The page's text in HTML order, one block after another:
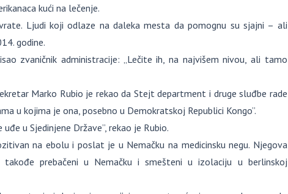
kući na lečenje.
Ljudi koji odlaze na daleka mesta da pomognu su sjajni – ali
godine.
zvaničnik administracije: „Lečite ih, na najvišem nivou, ali tamo
Marko Rubio je rekao da Stejt department i druge sluđbe rade
u kojima je ona, posebno u Demokratskoj Republici Kongo”.
u Sjedinjene Države”, rekao je Rubio.
na ebolu i poslat je u Nemačku na medicinsku negu. Njegova
prebačeni u Nemačku i smešteni u izolaciju u berlinskoj